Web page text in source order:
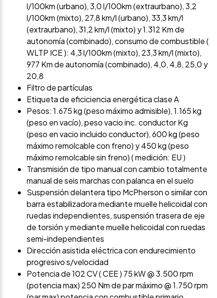
l/100km (urbano), 3,0 l/100km (extraurbano), 3,2
l/100km (mixto), 27,8 km/l (urbano), 33,3 km/l
(extraurbano), 31,2 km/l (mixto) y 1.312 Km de
autonomía (combinado), consumo de combustible (
WLTP ICE ): 4,3 l/100km (mixto), 23,3 km/l (mixto),
977 Km de autonomía (combinado), 4,0, 4,8, 25,0 y
20,8
Filtro de partículas
Etiqueta de eficiciencia energética clase A
Pesos: 1.675 kg (peso máximo admisible), 1.165 kg
(peso en vacío), peso vacio inc. conductor Kg
(peso en vacio incluido conductor), 600 kg (peso
máximo remolcable con freno) y 450 kg (peso
máximo remolcable sin freno) ( medición: EU )
Transmisión de tipo manual con cambio totalmente
manual de seis marchas con palanca en el suelo
Suspensión delantera tipo McPherson o similar con
barra estabilizadora mediante muelle helicoidal con
ruedas independientes, suspensión trasera de eje
de torsión y mediante muelle helicoidal con ruedas
semi-independientes
Dirección asistida eléctrica con endurecimiento
progresivo s/velocidad
Potencia de 102 CV ( CEE ) 75 kW @ 3.500 rpm
(potencia max) 250 Nm de par máximo @ 1.750 rpm